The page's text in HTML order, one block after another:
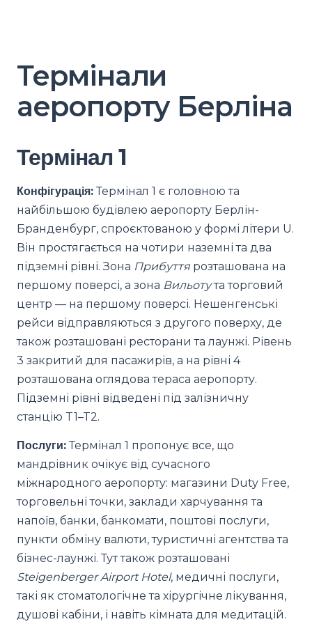
Термінали
аеропорту Берліна
Термінал 1
Конфігурація: Термінал 1 є головною та
найбільшою будівлею аеропорту Берлін-
Бранденбург, спроєктованою у формі літери U.
Він простягається на чотири наземні та два
підземні рівні. Зона Прибуття розташована на
першому поверсі, а зона Вильотута торговий
центр — на першому поверсі. Нешенгенські
рейси відправляються з другого поверху, де
також розташовані ресторани та лаунжі. Рівень
3 закритий для пасажирів, а на рівні 4
розташована оглядова тераса аеропорту.
Підземні рівні відведені під залізничну
станцію T1–T2.
Послуги: Термінал 1 пропонує все, що
мандрівник очікує від сучасного
міжнародного аеропорту: магазини Duty Free,
торговельні точки, заклади харчування та
напоїв, банки, банкомати, поштові послуги,
пункти обміну валюти, туристичні агентства та
бізнес-лаунжі. Тут також розташовані
Steigenberger Airport Hotel, медичні послуги,
такі як стоматологічне та хірургічне лікування,
душові кабіни, і навіть кімната для медитацій.